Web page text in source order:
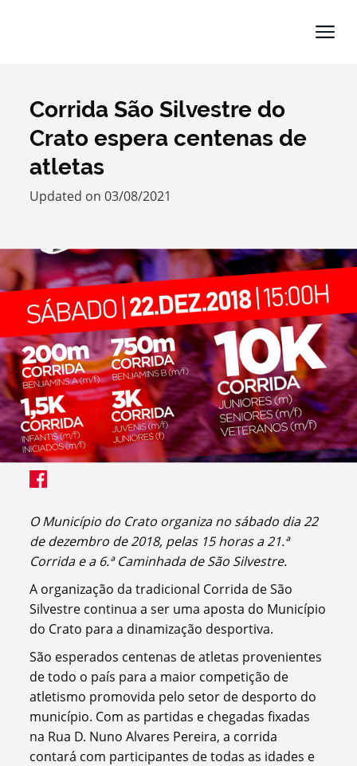
Search term
Filters
Corrida São Silvestre do
Crato espera centenas de
atletas
Updated on 03/08/2021
O Município do Crato organiza no sábado dia 22
de dezembro de 2018, pelas 15 horas a 21.ª
Corrida e a 6.ª Caminhada de São Silvestre.
A organização da tradicional Corrida de São
Silvestre continua a ser uma aposta do Município
do Crato para a dinamização desportiva.
São esperados centenas de atletas provenientes
de todo o país para a maior competição de
atletismo promovida pelo setor de desporto do
município. Com as partidas e chegadas fixadas
na Rua D. Nuno Alvares Pereira, a corrida
contará com participantes de todas as idades e